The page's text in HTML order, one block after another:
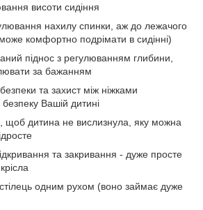
висоти сидіння
нахилу спинки, аж до лежачого
комфортно подрімати в сидінні)
піднос з регулюванням глибини,
за бажанням
та захист між ніжками
безпеку Вашій дитині
щоб дитина не вислизнула, яку можна
та закривання - дуже просте
одним рухом (воно займає дуже